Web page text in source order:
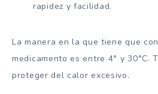
rapidez y facilidad.
La manera en la que tiene que
medicamento es entre 4° y 30°C.
proteger del calor excesivo.